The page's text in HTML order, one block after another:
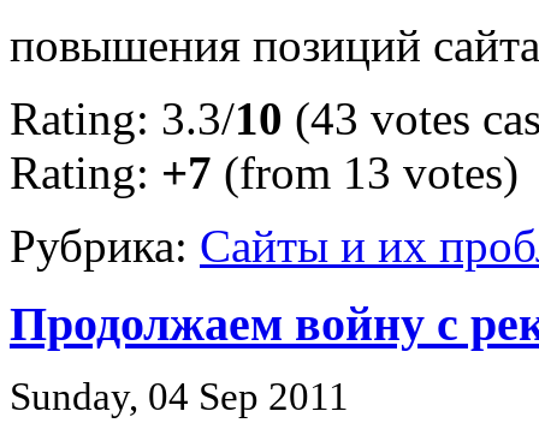
повышения позиций
Rating: 3.3/10 (43 votes
Rating: +7 (from 13 votes)
Рубрика: Сайты и их
Продолжаем войну с
Sunday, 04 Sep 2011